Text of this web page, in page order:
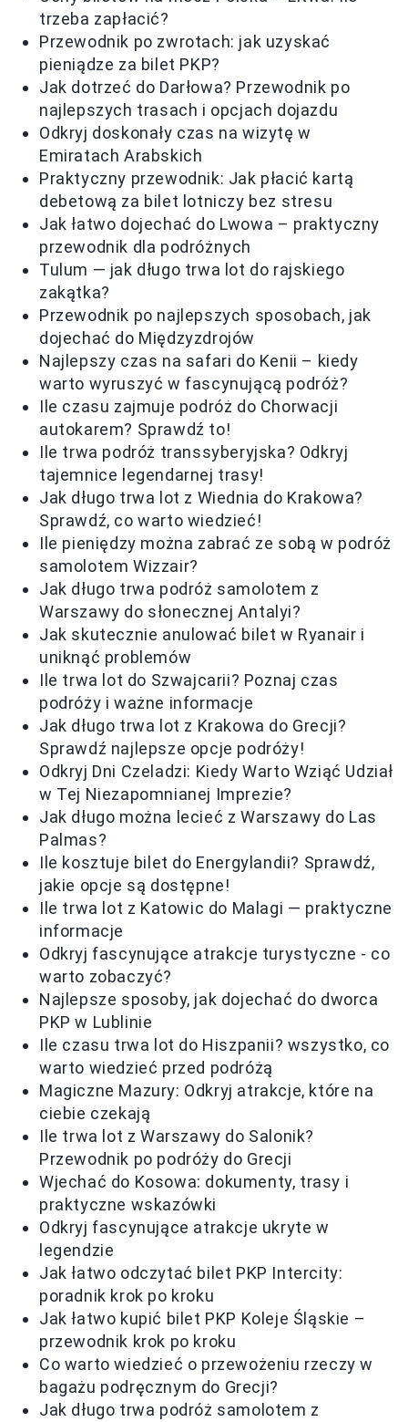
trzeba zapłacić?
Przewodnik po zwrotach: jak uzyskać
pieniądze za bilet PKP?
Jak dotrzeć do Darłowa? Przewodnik po
najlepszych trasach i opcjach dojazdu
Odkryj doskonały czas na wizytę w
Emiratach Arabskich
Praktyczny przewodnik: Jak płacić kartą
debetową za bilet lotniczy bez stresu
Jak łatwo dojechać do Lwowa – praktyczny
przewodnik dla podróżnych
Tulum — jak długo trwa lot do rajskiego
zakątka?
Przewodnik po najlepszych sposobach, jak
dojechać do Międzyzdrojów
Najlepszy czas na safari do Kenii – kiedy
warto wyruszyć w fascynującą podróż?
Ile czasu zajmuje podróż do Chorwacji
autokarem? Sprawdź to!
Ile trwa podróż transsyberyjska? Odkryj
tajemnice legendarnej trasy!
Jak długo trwa lot z Wiednia do Krakowa?
Sprawdź, co warto wiedzieć!
Ile pieniędzy można zabrać ze sobą w podróż
samolotem Wizzair?
Jak długo trwa podróż samolotem z
Warszawy do słonecznej Antalyi?
Jak skutecznie anulować bilet w Ryanair i
uniknąć problemów
Ile trwa lot do Szwajcarii? Poznaj czas
podróży i ważne informacje
Jak długo trwa lot z Krakowa do Grecji?
Sprawdź najlepsze opcje podróży!
Odkryj Dni Czeladzi: Kiedy Warto Wziąć Udział
w Tej Niezapomnianej Imprezie?
Jak długo można lecieć z Warszawy do Las
Palmas?
Ile kosztuje bilet do Energylandii? Sprawdź,
jakie opcje są dostępne!
Ile trwa lot z Katowic do Malagi — praktyczne
informacje
Odkryj fascynujące atrakcje turystyczne - co
warto zobaczyć?
Najlepsze sposoby, jak dojechać do dworca
PKP w Lublinie
Ile czasu trwa lot do Hiszpanii? wszystko, co
warto wiedzieć przed podróżą
Magiczne Mazury: Odkryj atrakcje, które na
ciebie czekają
Ile trwa lot z Warszawy do Salonik?
Przewodnik po podróży do Grecji
Wjechać do Kosowa: dokumenty, trasy i
praktyczne wskazówki
Odkryj fascynujące atrakcje ukryte w
legendzie
Jak łatwo odczytać bilet PKP Intercity:
poradnik krok po kroku
Jak łatwo kupić bilet PKP Koleje Śląskie –
przewodnik krok po kroku
Co warto wiedzieć o przewożeniu rzeczy w
bagażu podręcznym do Grecji?
Jak długo trwa podróż samolotem z